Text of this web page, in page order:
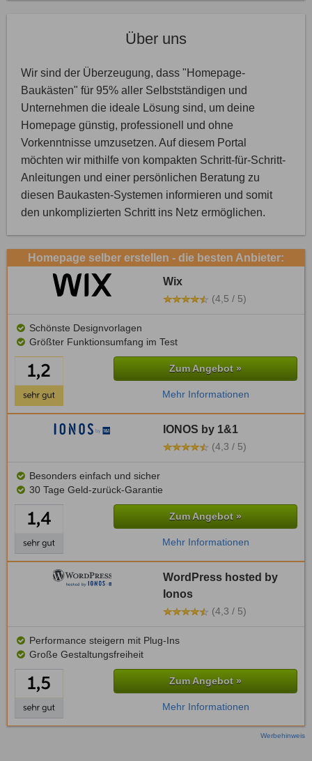
Über uns
Wir sind der Überzeugung, dass "Homepage-
Baukästen" für 95% aller Selbstständigen und
Unternehmen die ideale Lösung sind, um deine
Homepage günstig, professionell und ohne
Vorkenntnisse umzusetzen. Auf diesem Portal
möchten wir mithilfe von kompakten Schritt-für-Schritt-
Anleitungen und einer persönlichen Beratung zu
diesen Baukasten-Systemen informieren und somit
den unkomplizierten Schritt ins Netz ermöglichen.
Homepage selber erstellen - die besten Anbieter:
Wix
(4,5 / 5)
Schönste Designvorlagen
Größter Funktionsumfang im Test
Zum Angebot »
Mehr Informationen
IONOS by 1&1
(4,3 / 5)
Besonders einfach und sicher
30 Tage Geld-zurück-Garantie
Zum Angebot »
Mehr Informationen
WordPress hosted by
Ionos
(4,3 / 5)
Performance steigern mit Plug-Ins
Große Gestaltungsfreiheit
Zum Angebot »
Mehr Informationen
Werbehinweis